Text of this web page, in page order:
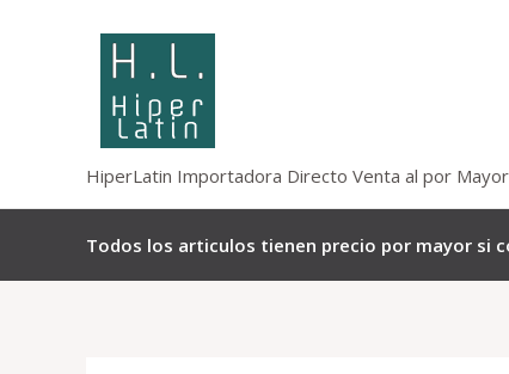
HiperLatin Importadora Directo Venta al por
Todos los articulos tienen precio por mayor si